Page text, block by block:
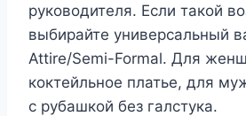
руководителя. Если такой
выбирайте универсальный
Attire/Semi-Formal. Для
коктейльное платье, для
с рубашкой без галстука.